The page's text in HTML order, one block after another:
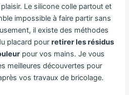
Le silicone colle partout et
impossible à faire partir sans
il existe des méthodes
placard pourretirer les résidus
pour vos mains. Je vous
meilleures découvertes pour
vos travaux de bricolage.